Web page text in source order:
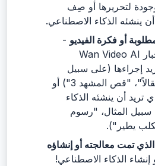
لتحريرها أو صِف
أن ينشئه الذكاء الاصطناعي.
أو فكرة الفيديو -
استخدم النص لإخبار Wan Video AI
إجراءها (على سبيل
المثال، "أضف انتقالاً"، "قص المشهد 3") أو
أن ينشئه الذكاء
المثال، "رسوم
يطير").
الذي تمت معالجته أو إنشاؤه
الذكاء الاصطناعي!